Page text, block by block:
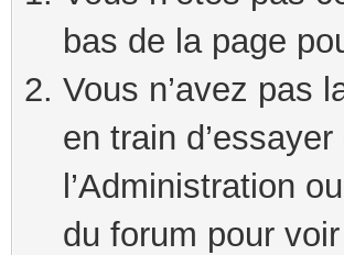
bas de la page
Vous n’avez pas
en train
l’Administration
du forum pour